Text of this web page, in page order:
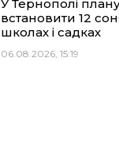
У Тернополі
встановити 12
школах і садках
06.08.2026, 15:19